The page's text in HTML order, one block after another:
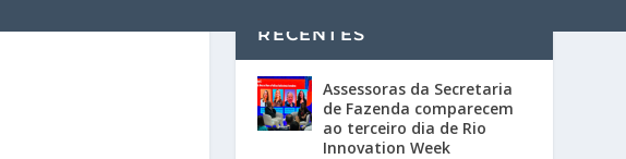
RECENTES
Assessoras da Secretaria
de Fazenda comparecem
ao terceiro dia de Rio
Innovation Week